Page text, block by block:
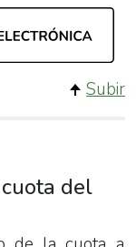
Subir
del